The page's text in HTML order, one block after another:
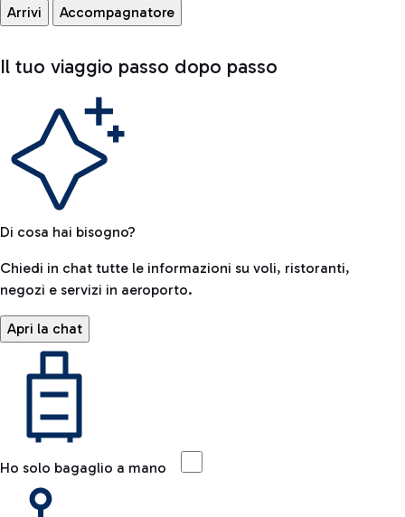
Arrivi Accompagnatore
Il tuo viaggio passo dopo passo
Di cosa hai bisogno?
Chiedi in chat tutte le informazioni su voli, ristoranti,
negozi e servizi in aeroporto.
Apri la chat
Ho solo bagaglio a mano